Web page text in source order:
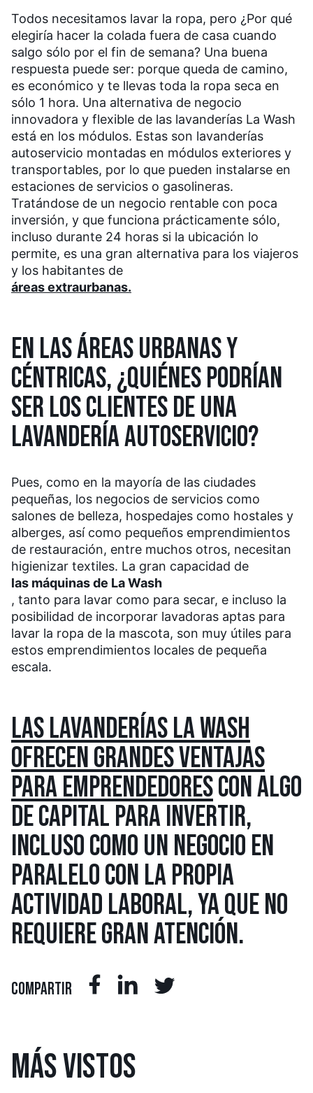
Todos necesitamos lavar la ropa, pero ¿Por qué
elegiría hacer la colada fuera de casa cuando
salgo sólo por el fin de semana? Una buena
respuesta puede ser: porque queda de camino,
es económico y te llevas toda la ropa seca en
sólo 1 hora. Una alternativa de negocio
innovadora y flexible de las lavanderías La Wash
está en los módulos. Estas son lavanderías
autoservicio montadas en módulos exteriores y
transportables, por lo que pueden instalarse en
estaciones de servicios o gasolineras.
Tratándose de un negocio rentable con poca
inversión, y que funciona prácticamente sólo,
incluso durante 24 horas si la ubicación lo
permite, es una gran alternativa para los viajeros
y los habitantes de
áreas extraurbanas.
EN LAS ÁREAS URBANAS Y
CÉNTRICAS, ¿QUIÉNES PODRÍAN
SER LOS CLIENTES DE UNA
LAVANDERÍA AUTOSERVICIO?
Pues, como en la mayoría de las ciudades
pequeñas, los negocios de servicios como
salones de belleza, hospedajes como hostales y
alberges, así como pequeños emprendimientos
de restauración, entre muchos otros, necesitan
higienizar textiles. La gran capacidad de
las máquinas de La Wash
, tanto para lavar como para secar, e incluso la
posibilidad de incorporar lavadoras aptas para
lavar la ropa de la mascota, son muy útiles para
estos emprendimientos locales de pequeña
escala.
LAS LAVANDERÍAS LA WASH
OFRECEN GRANDES VENTAJAS
PARA EMPRENDEDORESCON ALGO
DE CAPITAL PARA INVERTIR,
INCLUSO COMO UN NEGOCIO EN
PARALELO CON LA PROPIA
ACTIVIDAD LABORAL, YA QUE NO
REQUIERE GRAN ATENCIÓN.
COMPARTIR
MÁSVISTOS